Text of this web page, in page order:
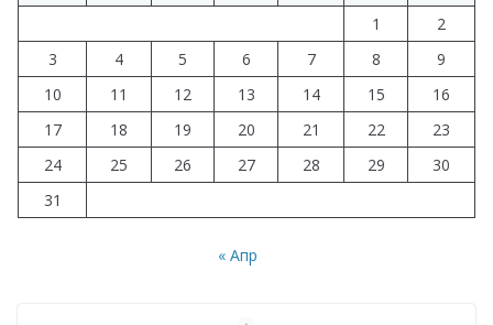
1
2
3
4 5 6 7 8
9
10
11 12 13 14 15
16
17
18 19 20 21 22
23
24
25 26 27 28 29
30
31
« Апр